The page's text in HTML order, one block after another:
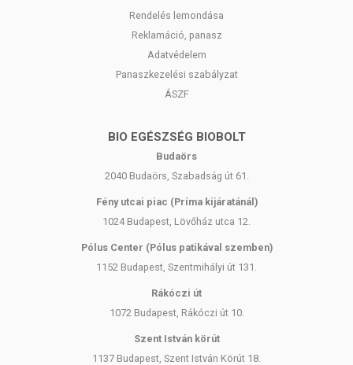
Rendelés lemondása
Reklamáció, panasz
Adatvédelem
Panaszkezelési szabályzat
ÁSZF
BIO EGÉSZSÉG BIOBOLT
Budaörs
2040 Budaörs, Szabadság út 61.
Fény utcai piac (Príma kijáratánál)
1024 Budapest, Lövőház utca 12.
Pólus Center (Pólus patikával szemben)
1152 Budapest, Szentmihályi út 131.
Rákóczi út
1072 Budapest, Rákóczi út 10.
Szent István körút
1137 Budapest, Szent István Körút 18.